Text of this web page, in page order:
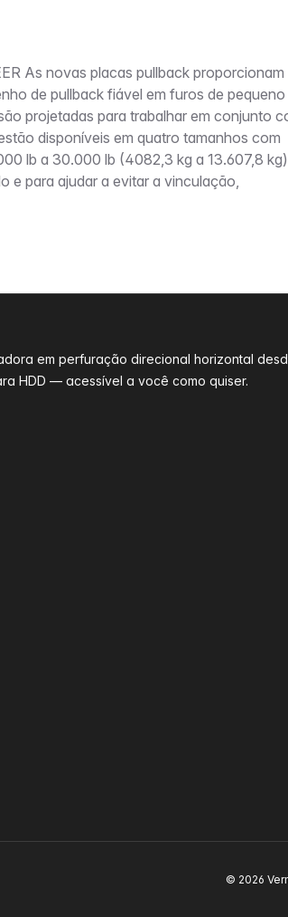
As novas placas pullback proporcionam
de pullback fiável em furos de pequeno
projetadas para trabalhar em conjunto
disponíveis em quatro tamanhos com
lb a 30.000 lb (4082,3 kg a 13.607,8
e para ajudar a evitar a vinculação,
em perfuração direcional horizontal
HDD — acessível a você como quiser.
© 2026